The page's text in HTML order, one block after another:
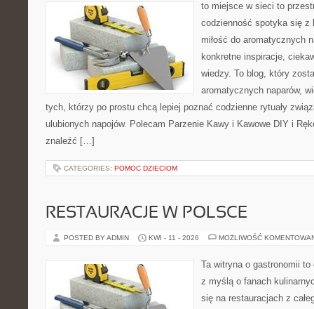
to miejsce w sieci to
codzienność spotyka się z
miłość do aromatycznych
konkretne inspiracje,
wiedzy. To blog, który
aromatycznych naparów,
tych, którzy po prostu chcą lepiej poznać codzienne rytuały
ulubionych napojów. Polecam Parzenie Kawy i Kawowe DIY i
znaleźć […]
CATEGORIES: POMOC DZIECIOM
RESTAURACJE W POLSCE
POSTED BY ADMIN KWI - 11 - 2026 MOŻLIWOŚĆ
Ta witryna o gastronomii
z myślą o fanach
się na restauracjach z